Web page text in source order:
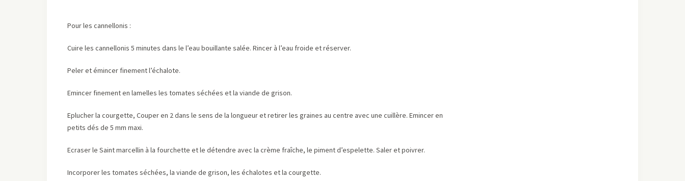
Pour les cannellonis :
Cuire les cannellonis 5 minutes dans le l’eau bouillante salée. Rincer à l’eau froide et réserver.
Peler et émincer finement l’échalote.
Emincer finement en lamelles les tomates séchées et la viande de grison.
Eplucher la courgette, Couper en 2 dans le sens de la longueur et retirer les graines au centre avec une cuillère. Emincer en
petits dés de 5 mm maxi.
Ecraser le Saint marcellin à la fourchette et le détendre avec la crème fraîche, le piment d’espelette. Saler et poivrer.
Incorporer les tomates séchées, la viande de grison, les échalotes et la courgette.